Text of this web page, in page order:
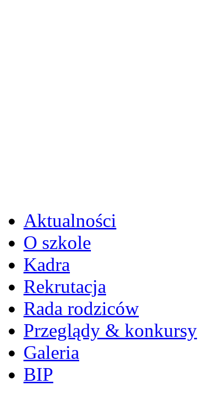
Aktualności
O szkole
Kadra
Rekrutacja
Rada rodziców
Przeglądy & konkursy
Galeria
BIP